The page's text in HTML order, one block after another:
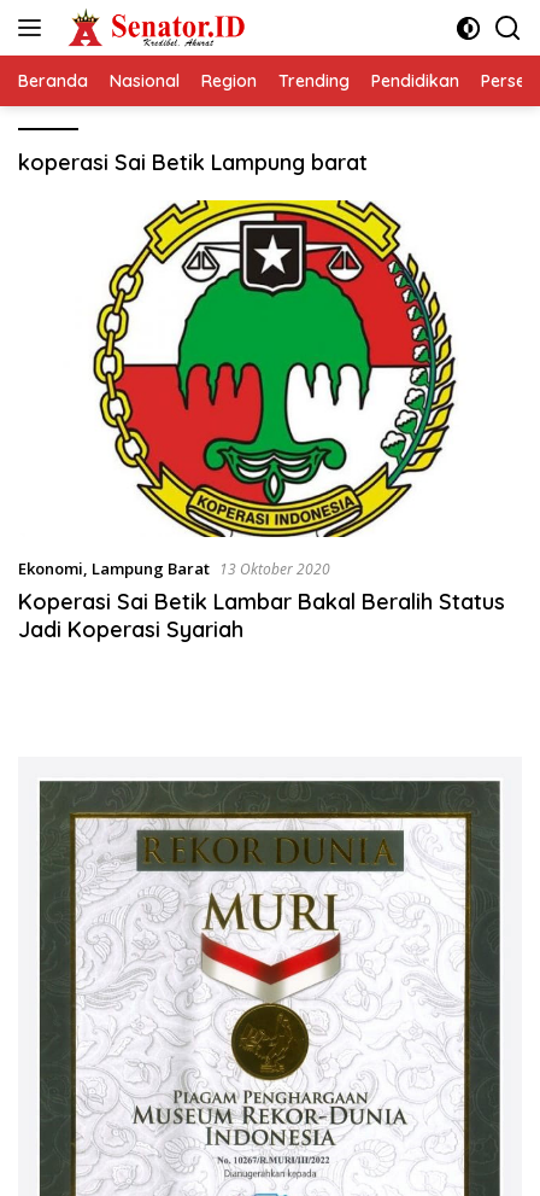
Beranda Nasional Region Trending Pendidikan
koperasi Sai Betik Lampung barat
Ekonomi, Lampung Barat 13 Oktober 2020
Koperasi Sai Betik Lambar Bakal Beralih Status
Jadi Koperasi Syariah